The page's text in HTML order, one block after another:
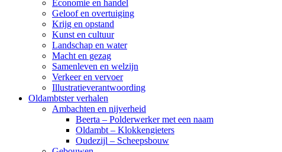
Economie en handel
Geloof en overtuiging
Krijg en opstand
Kunst en cultuur
Landschap en water
Macht en gezag
Samenleven en welzijn
Verkeer en vervoer
Illustratieverantwoording
Oldambtster verhalen
Ambachten en nijverheid
Beerta – Polderwerker met een naam
Oldambt – Klokkengieters
Oudezijl – Scheepsbouw